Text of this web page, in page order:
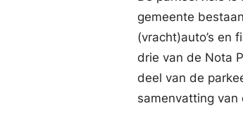
gemeente
(vracht)auto’s en
drie van de Nota
deel van de
samenvatting van